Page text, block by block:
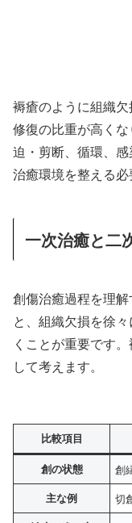
褥瘡のように組織欠
修復の比重が高く
迫・剪断、循環、
治癒環境を整える必
一次治癒と二
創傷治癒過程を理
と、組織欠損を徐
くことが重要です
して考えます。
比較項目
創の状態 創
主な例 切